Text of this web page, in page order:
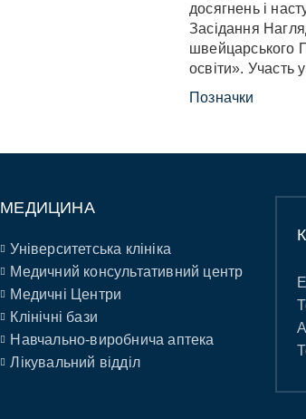
досягнень і
Засідання
швейцарського
освіти». Участь
Позначки
МЕДИЦИНА
Університетська клініка
Медичний консультативний центр
Медичні Центри
Клінічні бази
Навчально-виробнича аптека
Лікувальний відділ